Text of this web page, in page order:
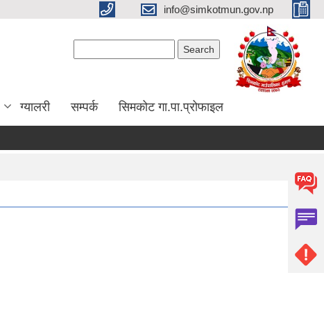
info@simkotmun.gov.np
ग्यालरी सम्पर्क सिमकोट गा.पा.प्रोफाइल